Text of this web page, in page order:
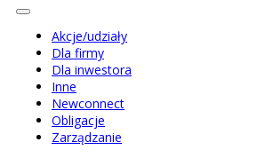
Akcje/udziały
Dla firmy
Dla inwestora
Inne
Newconnect
Obligacje
Zarządzanie